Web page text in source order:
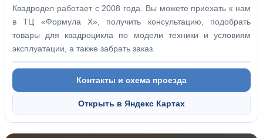
Квадродел работает с 2008 года. Вы можете приехать к нам
в ТЦ «Формула Х», получить консультацию, подобрать
товары для квадроцикла по модели техники и условиям
эксплуатации, а также забрать заказ.
Контакты и схема проезда
Открыть в Яндекс Картах